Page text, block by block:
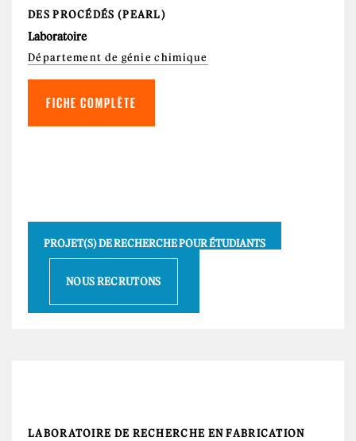
DES PROCÉDÉS (PEARL)
Laboratoire
Département de génie chimique
FICHE COMPLÈTE
PROJET(S) DE RECHERCHE POUR ÉTUDIANTS
NOUS RECRUTONS
LABORATOIRE DE RECHERCHE EN FABRICATION